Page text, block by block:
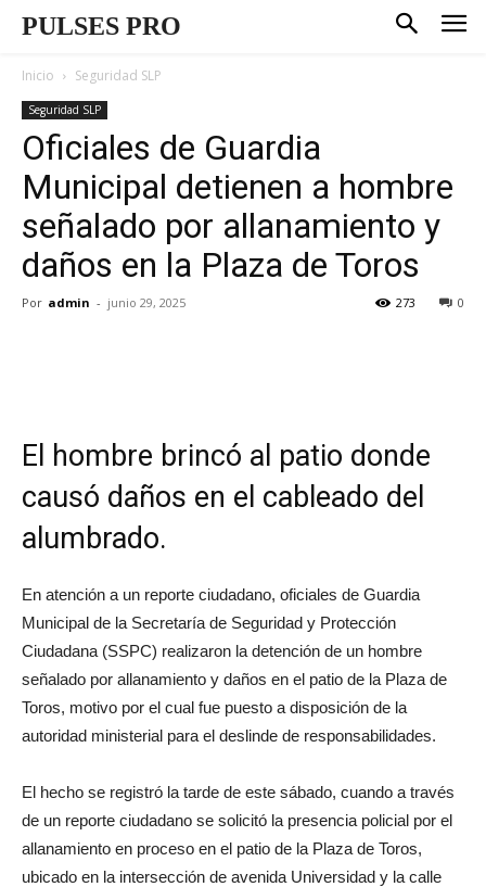
PULSES PRO
Inicio Seguridad SLP
Seguridad SLP
Oficiales de Guardia
Municipal detienen a hombre
señalado por allanamiento y
daños en la Plaza de Toros
Por admin - junio 29, 2025 0
273
El hombre brincó al patio donde
causó daños en el cableado del
alumbrado.
En atención a un reporte ciudadano, oficiales de Guardia
Municipal de la Secretaría de Seguridad y Protección
Ciudadana (SSPC) realizaron la detención de un hombre
señalado por allanamiento y daños en el patio de la Plaza de
Toros, motivo por el cual fue puesto a disposición de la
autoridad ministerial para el deslinde de responsabilidades.
El hecho se registró la tarde de este sábado, cuando a través
de un reporte ciudadano se solicitó la presencia policial por el
allanamiento en proceso en el patio de la Plaza de Toros,
ubicado en la intersección de avenida Universidad y la calle